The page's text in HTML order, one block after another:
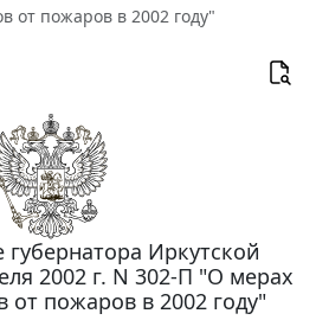
от пожаров в 2002 году"
Иркутской
2002 г. N 302-П "О мерах
от пожаров в 2002 году"